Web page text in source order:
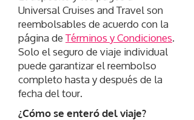
Universal Cruises and Travel son
reembolsables de acuerdo con la
página deTérminos y Condiciones.
Solo el seguro de viaje individual
puede garantizar el reembolso
completo hasta y después de la
fecha del tour.
¿Cómo se enteró del viaje?